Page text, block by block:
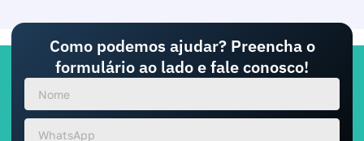
Como podemos ajudar? Preencha o
formulário ao lado e fale conosco!